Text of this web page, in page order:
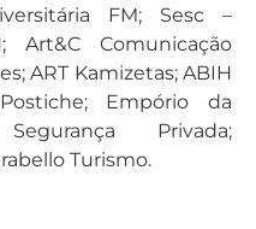
FM; Sesc –
Art&C Comunicação
ART Kamizetas; ABIH
Empório da
Privada;
Turismo.